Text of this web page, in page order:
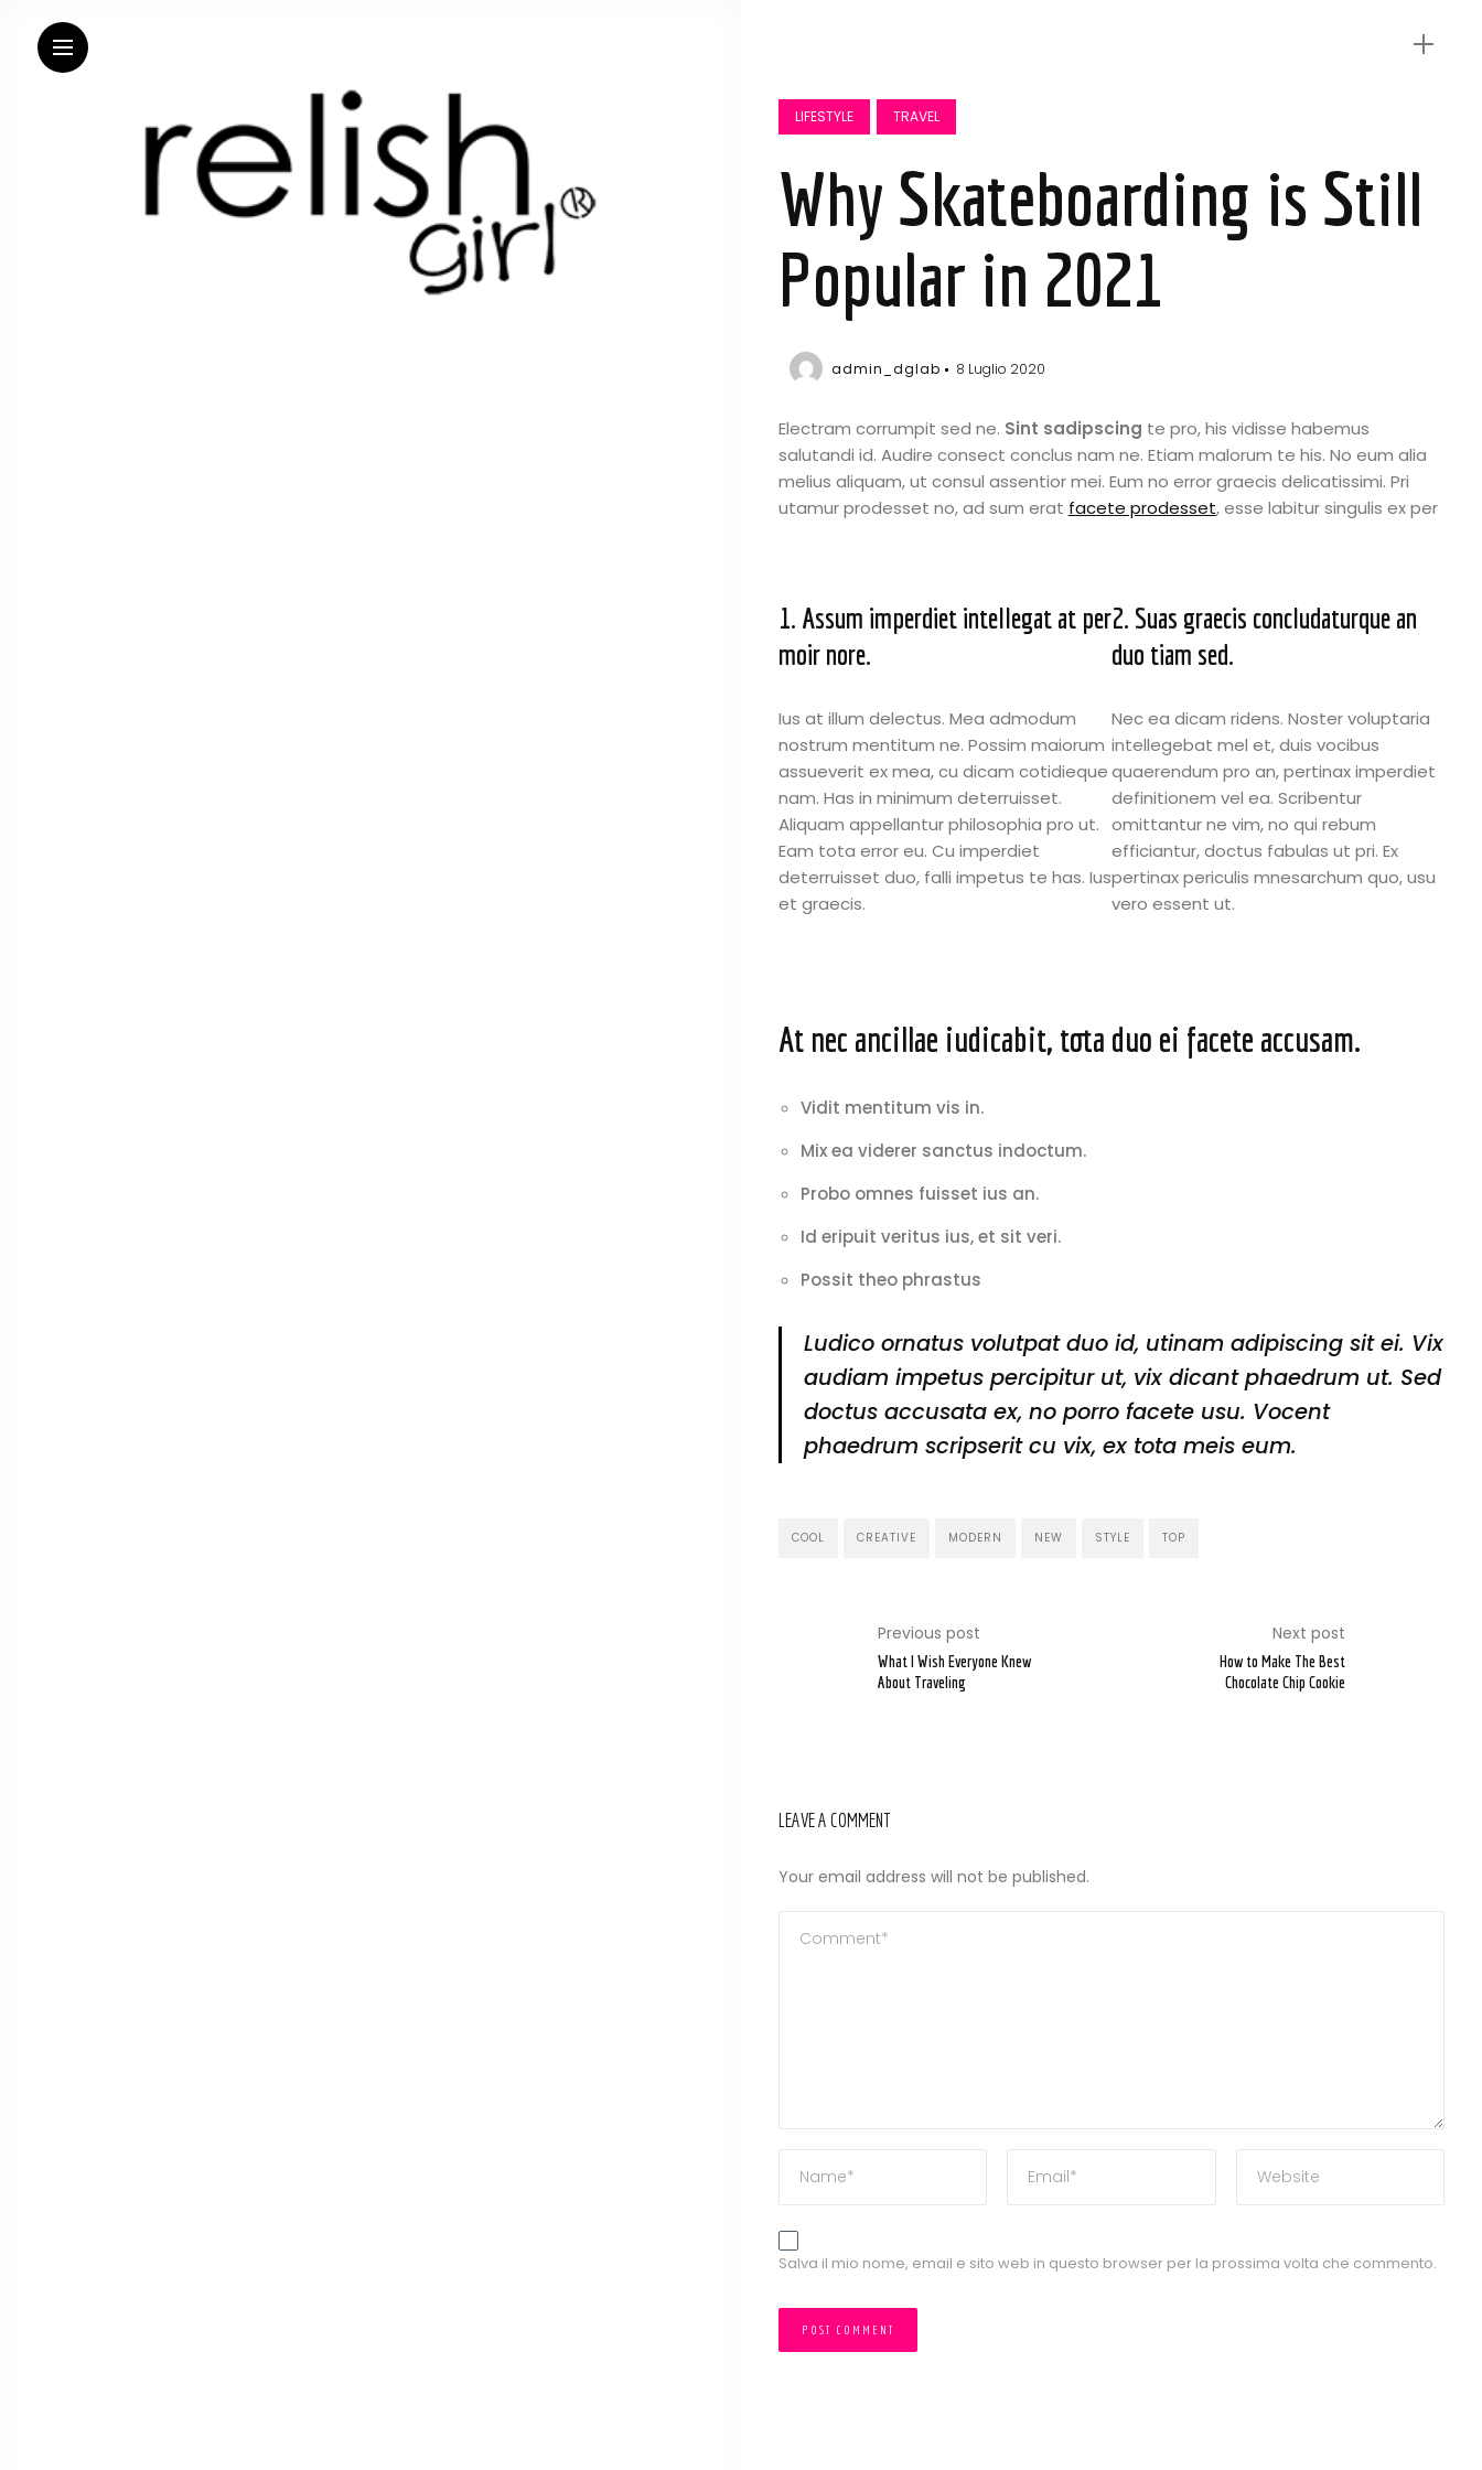
Home
Campaign
24.25
Campaign
ss24
Contatti
LIFESTYLE TRAVEL
Why Skateboarding is Still
Popular in 2021
admin_dglab 8 Luglio 2020
Electram corrumpit sed ne. Sint sadipscing te pro, his vidisse habemus
salutandi id. Audire consect conclus nam ne. Etiam malorum te his. No eum alia
melius aliquam, ut consul assentior mei. Eum no error graecis delicatissimi. Pri
utamur prodesset no, ad sum erat facete prodesset, esse labitur singulis ex per
1. Assum imperdiet intellegat at per
moir nore.
Ius at illum delectus. Mea admodum
nostrum mentitum ne. Possim maiorum
assueverit ex mea, cu dicam cotidieque
nam. Has in minimum deterruisset.
Aliquam appellantur philosophia pro ut.
Eam tota error eu. Cu imperdiet
deterruisset duo, falli impetus te has. Ius
et graecis.
2. Suas graecis concludaturque an
duo tiam sed.
Nec ea dicam ridens. Noster voluptaria
intellegebat mel et, duis vocibus
quaerendum pro an, pertinax imperdiet
definitionem vel ea. Scribentur
omittantur ne vim, no qui rebum
efficiantur, doctus fabulas ut pri. Ex
pertinax periculis mnesarchum quo, usu
vero essent ut.
At nec ancillae iudicabit, tota duo ei facete accusam.
Vidit mentitum vis in.
Mix ea viderer sanctus indoctum.
Probo omnes fuisset ius an.
Id eripuit veritus ius, et sit veri.
Possit theo phrastus
Ludico ornatus volutpat duo id, utinam adipiscing sit ei. Vix
audiam impetus percipitur ut, vix dicant phaedrum ut. Sed
doctus accusata ex, no porro facete usu. Vocent
phaedrum scripserit cu vix, ex tota meis eum.
COOL CREATIVE MODERN NEW STYLE TOP
Previous post
What I Wish Everyone Knew
About Traveling
Next post
How to Make The Best
Chocolate Chip Cookie
LEAVE A COMMENT
Your email address will not be published.
Salva il mio nome, email e sito web in questo browser per la prossima volta che commento.